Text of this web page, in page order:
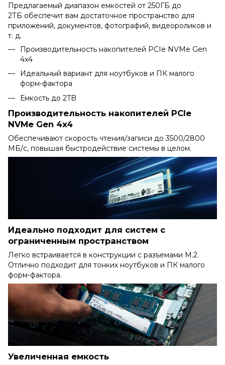
Предлагаемый диапазон емкостей от 250ГБ до
2ТБ обеспечит вам достаточное пространство для
приложений, документов, фотографий, видеороликов и
т. д.
Производительность накопителей PCIe NVMe Gen
4x4
Идеальный вариант для ноутбуков и ПК малого
форм-фактора
Емкость до 2TB
Производительность накопителей PCIe
NVMe Gen 4x4
Обеспечивают скорость чтения/записи до 3500/2800
МБ/с, повышая быстродействие системы в целом.
Идеально подходит для систем с
ограниченным пространством
Легко встраивается в конструкции с разъемами M.2.
Отлично подходит для тонких ноутбуков и ПК малого
форм-фактора.
Увеличенная емкость